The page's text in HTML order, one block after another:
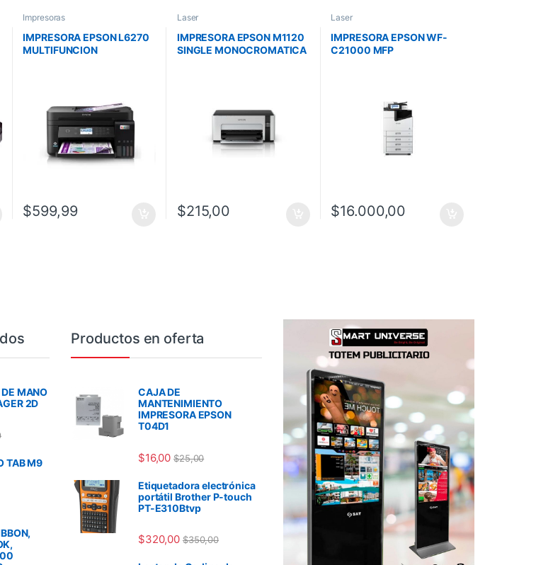
Impresoras
IMPRESORA EPSON L6270
MULTIFUNCION
$599,99
Laser
IMPRESORA EPSON M1120
SINGLE MONOCROMATICA
$215,00
Laser
IMPRESORA EPSON WF-
C21000 MFP
$16.000,00
MANO
2D
TAB M9
Productos en oferta
CAJA DE
MANTENIMIENTO
IMPRESORA EPSON
T04D1
$16,00 $25,00
Etiquetadora electrónica
portátil Brother P-touch
PT-E310Btvp
$320,00 $350,00